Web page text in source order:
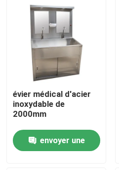
évier médical d'acier
inoxydable de
2000mm
envoyer une